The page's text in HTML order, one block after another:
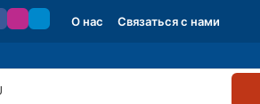
О нас Связаться с нами